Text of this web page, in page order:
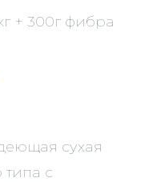
+ 300г фибра
сухая
типа c